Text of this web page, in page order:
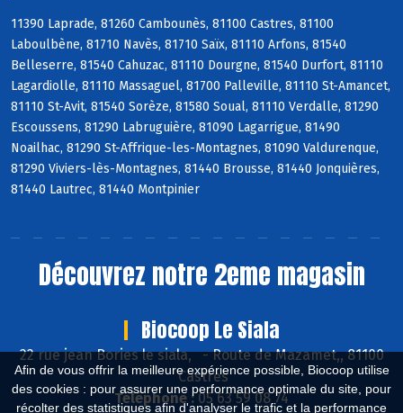
Afin de vous offrir la meilleure expérience possible, Biocoop utilise
des cookies : pour assurer une performance optimale du site, pour
récolter des statistiques afin d'analyser le trafic et la performance
11390 Laprade, 81260 Cambounès, 81100 Castres, 81100
Laboulbène, 81710 Navès, 81710 Saïx, 81110 Arfons, 81540
Belleserre, 81540 Cahuzac, 81110 Dourgne, 81540 Durfort, 81110
Lagardiolle, 81110 Massaguel, 81700 Palleville, 81110 St-Amancet,
81110 St-Avit, 81540 Sorèze, 81580 Soual, 81110 Verdalle, 81290
Escoussens, 81290 Labruguière, 81090 Lagarrigue, 81490
Noailhac, 81290 St-Affrique-les-Montagnes, 81090 Valdurenque,
81290 Viviers-lès-Montagnes, 81440 Brousse, 81440 Jonquières,
81440 Lautrec, 81440 Montpinier
Découvrez notre 2eme magasin
Biocoop Le Siala
22 rue jean Bories le siala,-Route de Mazamet,, 81100
Castres
Téléphone :05 63 59 08 74